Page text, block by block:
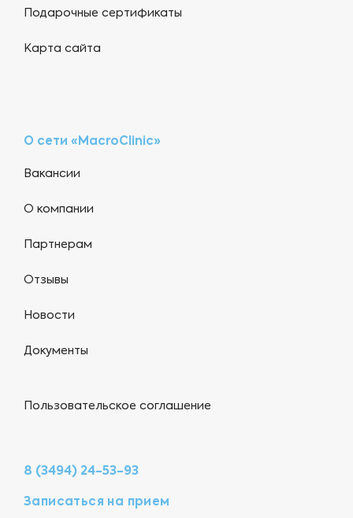
Подарочные сертификаты
Карта сайта
О сети «MacroClinic»
Вакансии
О компании
Партнерам
Отзывы
Новости
Документы
Пользовательское соглашение
8 (3494) 24-53-93
Записаться на прием